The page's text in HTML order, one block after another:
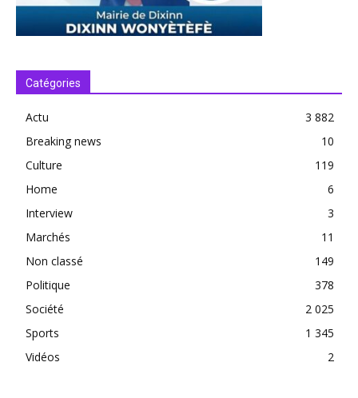
Catégories
Actu
3 882
Breaking news
10
Culture
119
Home
6
Interview
3
Marchés
11
Non classé
149
Politique
378
Société
2 025
Sports
1 345
Vidéos
2